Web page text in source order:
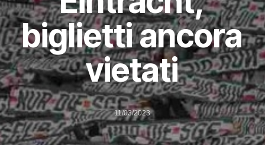
biglietti ancora
vietati
11/03/2023